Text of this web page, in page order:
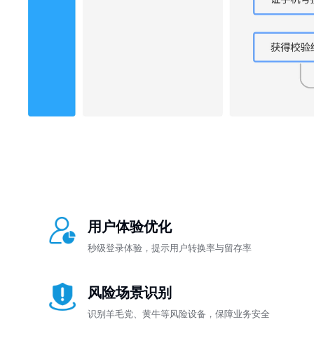
用户体验优化
秒级登录体验，提示用户转换率与留存率
风险场景识别
识别羊毛党、黄牛等风险设备，保障业务安全